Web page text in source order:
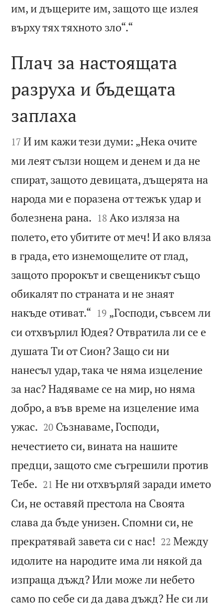
им, и дъщерите им, защото ще излея
върху тях тяхното зло“.“

Плач за настоящата
разруха и бъдещата
заплаха

17 И им кажи тези думи: „Нека очите
ми леят сълзи нощем и денем и да не
спират, защото девицата, дъщерята на
народа ми е поразена от тежък удар и
болезнена рана. 

18 Ако изляза на
полето, ето убитите от меч! И ако вляза
в града, ето изнемощелите от глад,
защото пророкът и свещеникът също
обикалят по страната и не знаят
накъде отиват.“ 

19 „Господи, съвсем ли
си отхвърлил Юдея? Отвратила ли се е
душата Ти от Сион? Защо си ни
нанесъл удар, така че няма изцеление
за нас? Надяваме се на мир, но няма
добро, а във време на изцеление има
ужас. 

20 Съзнаваме, Господи,
нечестието си, вината на нашите
предци, защото сме съгрешили против
Тебе. 

21 Не ни отхвърляй заради името
Си, не оставяй престола на Своята
слава да бъде унизен. Спомни си, не
прекратявай завета си с нас! 

22 Между
идолите на народите има ли някой да
изпраща дъжд? Или може ли небето
само по себе си да дава дъжд? Не си ли